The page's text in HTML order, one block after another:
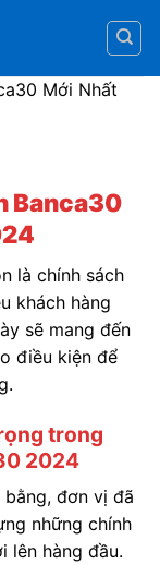
Mới Nhất
Banca30
là chính sách
khách hàng
sẽ mang đến
điều kiện để
trong
2024
đơn vị đã
những chính
lên hàng đầu.